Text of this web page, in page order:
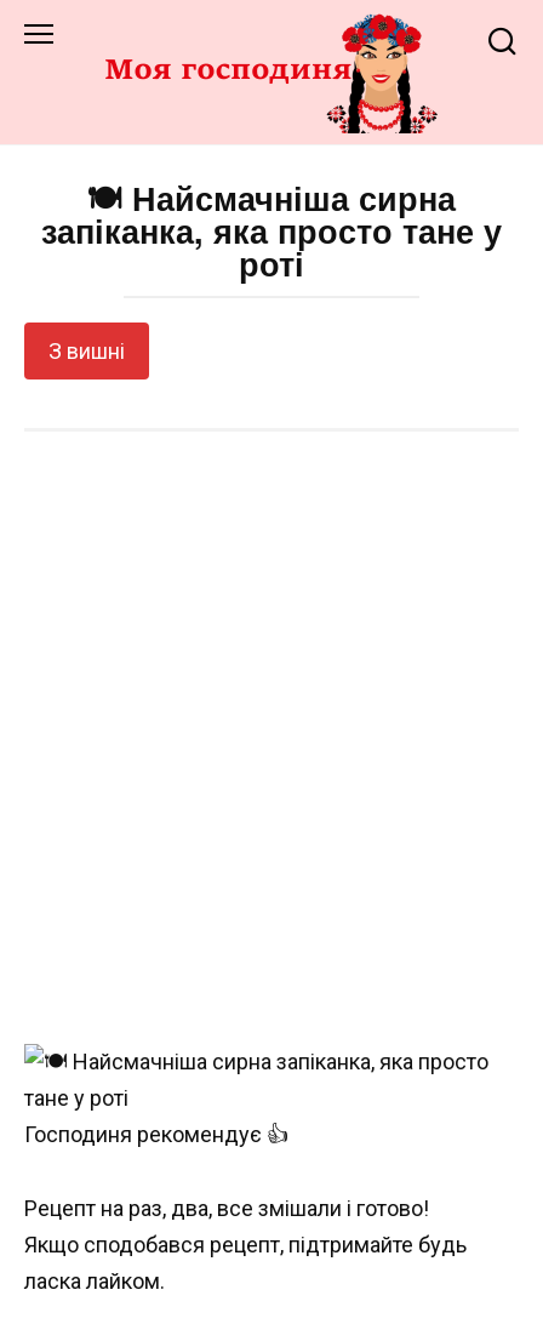
до
🍽️ Найсмачніша сирна
запіканка, яка просто тане у
роті
З вишні
Господиня рекомендує 👍
Рецепт на раз, два, все змішали і готово!
Якщо сподобався рецепт, підтримайте будь
ласка лайком.